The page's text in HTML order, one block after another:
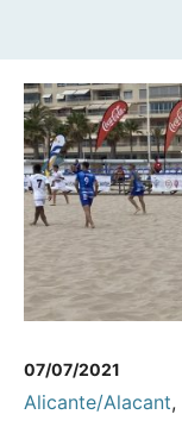
07/07/2021
Alicante/Alacant,